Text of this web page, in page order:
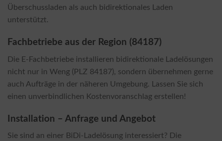
Überschussladen als auch bidirektionales Laden
unterstützt.
Fachbetriebe aus der Region (84187)
Die E-Fachbetriebe installieren bidirektionale Ladelösungen
nicht nur in Weng (PLZ 84187), sondern übernehmen gerne
auch Aufträge in der näheren Umgebung. Lassen Sie sich
einen unverbindlichen Kostenvoranschlag erstellen!
Installation – Anfrage und Angebot
Sie sind an einer BiDi-Ladelösung interessiert? Die